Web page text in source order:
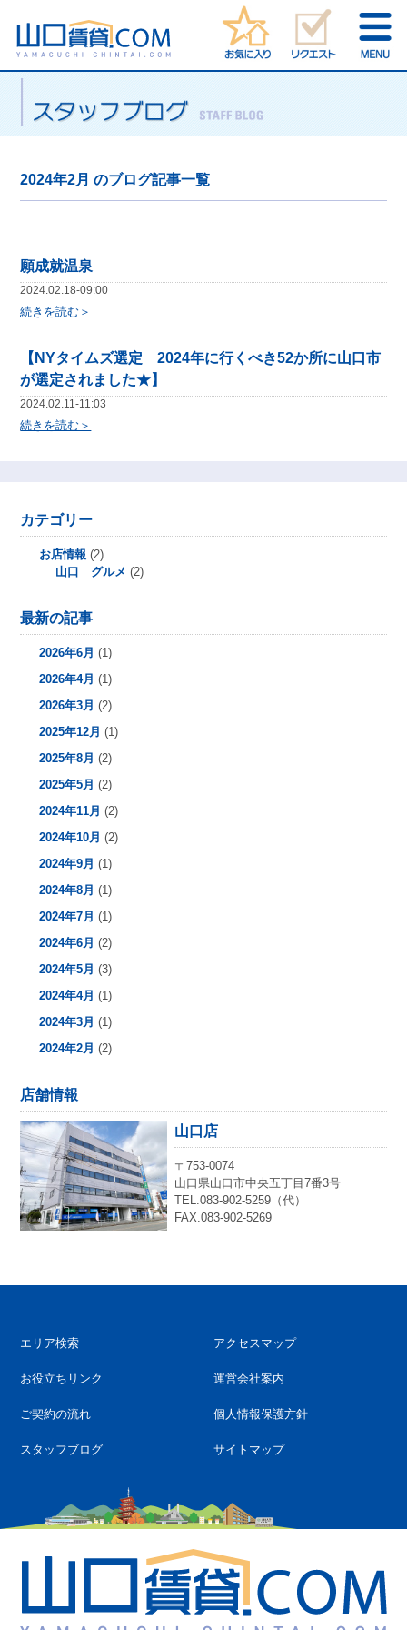
2024年2月 のブログ記事一覧
願成就温泉
2024.02.18-09:00
続きを読む＞
【NYタイムズ選定 2024年に行くべき52か所に山口市
が選定されました★】
2024.02.11-11:03
続きを読む＞
カテゴリー
お店情報 (2)
山口 グルメ (2)
最新の記事
2026年6月 (1)
2026年4月 (1)
2026年3月 (2)
2025年12月 (1)
2025年8月 (2)
2025年5月 (2)
2024年11月 (2)
2024年10月 (2)
2024年9月 (1)
2024年8月 (1)
2024年7月 (1)
2024年6月 (2)
2024年5月 (3)
2024年4月 (1)
2024年3月 (1)
2024年2月 (2)
店舗情報
山口店
〒753-0074
山口県山口市中央五丁目7番3号
TEL.083-902-5259（代）
FAX.083-902-5269
エリア検索
お役立ちリンク
ご契約の流れ
スタッフブログ
アクセスマップ
運営会社案内
個人情報保護方針
サイトマップ